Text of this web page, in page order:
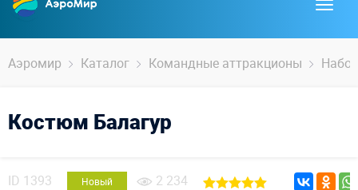
Аэромир Каталог Командные аттракционы
Костюм Балагур
ID 1393 Новый 2 234